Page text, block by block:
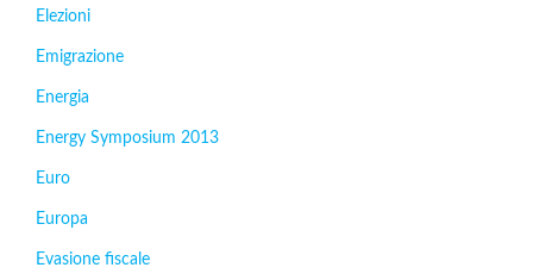
Elezioni
Emigrazione
Energia
Energy Symposium 2013
Euro
Europa
Evasione fiscale